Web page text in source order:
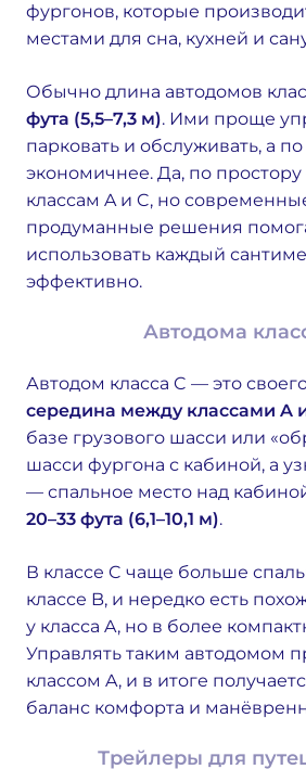
фургонов, которые
местами для сна, кухней и
Обычно длина автодомов
фута (5,5–7,3 м). Ими проще
парковать и обслуживать, а
экономичнее. Да, по
классам A и C, но
продуманные решения
использовать каждый
эффективно.
Автодома
Автодом класса C — это
середина между классами A
базе грузового шасси или
шасси фургона с кабиной, а
— спальное место над
20–33 фута (6,1–10,1 м).
В классе C чаще больше
классе B, и нередко есть
у класса A, но в более
Управлять таким автодомом
классом A, и в итоге
баланс комфорта и
Трейлеры для